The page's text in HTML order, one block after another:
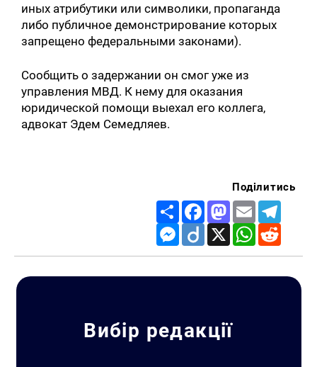
иных атрибутики или символики, пропаганда
либо публичное демонстрирование которых
запрещено федеральными законами).
Сообщить о задержании он смог уже из
управления МВД. К нему для оказания
юридической помощи выехал его коллега,
адвокат Эдем Семедляев.
Поділитись
Share FacebookMastodon
Email
Messenger
Diigo X WhatsApp
Вибір редакції